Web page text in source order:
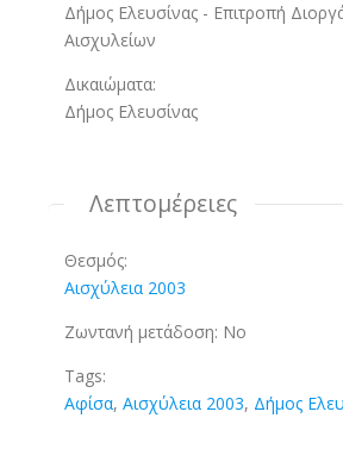
Δήμος Ελευσίνας - Επιτροπή
Αισχυλείων
Δικαιώματα:
Δήμος Ελευσίνας
Λεπτομέρειες
Θεσμός:
Αισχύλεια 2003
Ζωντανή μετάδοση: No
Tags:
Αφίσα, Αισχύλεια 2003, Δήμος